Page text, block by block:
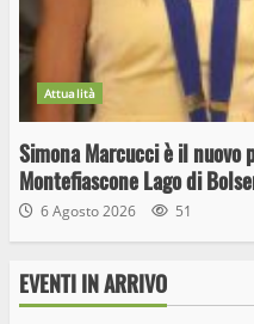
Attualità
Simona Marcucci è il
Montefiascone Lago di
6 Agosto 2026 51
EVENTI IN ARRIVO